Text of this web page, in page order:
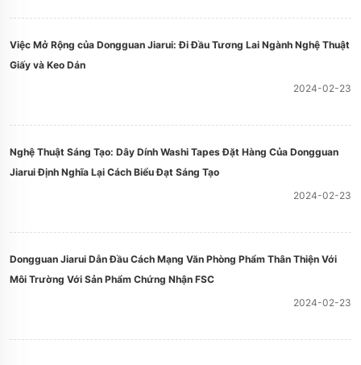
Việc Mở Rộng của Dongguan Jiarui: Đi Đầu Tương Lai Ngành Nghệ Thuật
Giấy và Keo Dán
2024-02-23
Nghệ Thuật Sáng Tạo: Dây Dính Washi Tapes Đặt Hàng Của Dongguan
Jiarui Định Nghĩa Lại Cách Biểu Đạt Sáng Tạo
2024-02-23
Dongguan Jiarui Dẫn Đầu Cách Mạng Văn Phòng Phẩm Thân Thiện Với
Môi Trường Với Sản Phẩm Chứng Nhận FSC
2024-02-23